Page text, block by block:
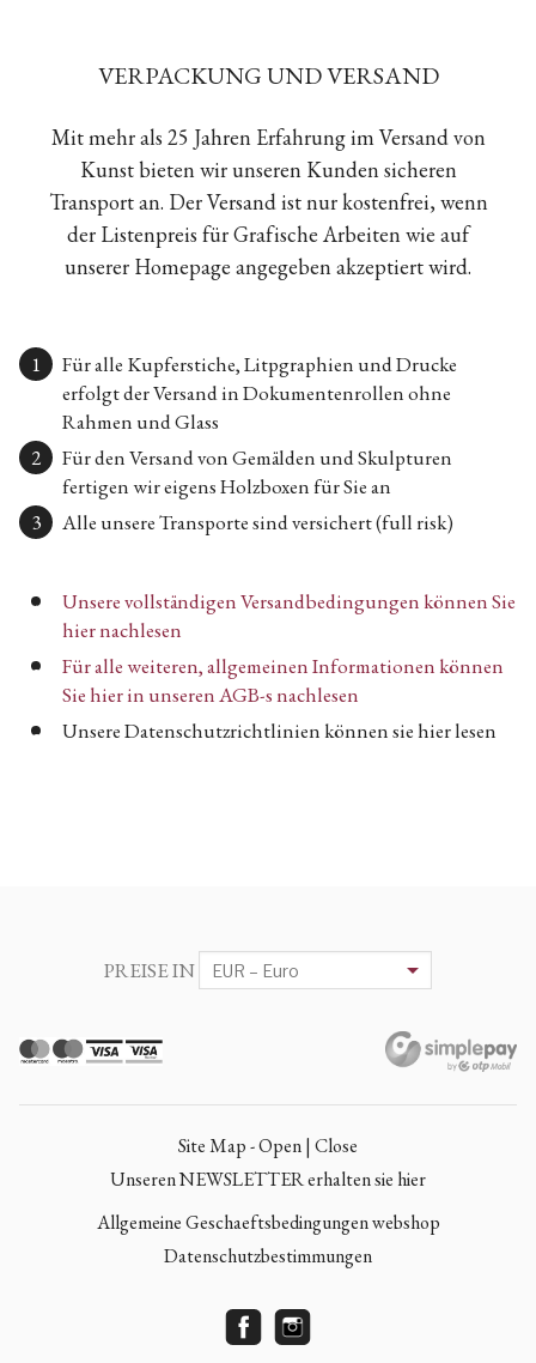
VERPACKUNG UND VERSAND
Mit mehr als 25 Jahren Erfahrung im Versand von
Kunst bieten wir unseren Kunden sicheren
Transport an. Der Versand ist nur kostenfrei, wenn
der Listenpreis für Grafische Arbeiten wie auf
unserer Homepage angegeben akzeptiert wird.
Für alle Kupferstiche, Litpgraphien und Drucke
erfolgt der Versand in Dokumentenrollen ohne
Rahmen und Glass
Für den Versand von Gemälden und Skulpturen
fertigen wir eigens Holzboxen für Sie an
Alle unsere Transporte sind versichert (full risk)
Unsere vollständigen Versandbedingungen können Sie
hier nachlesen
Für alle weiteren, allgemeinen Informationen können
Sie hier in unseren AGB-s nachlesen
Unsere Datenschutzrichtlinien können sie hier lesen
PREISE IN
Site Map - Open | Close
Unseren NEWSLETTER erhalten sie hier
Allgemeine Geschaeftsbedingungen webshop
Datenschutzbestimmungen